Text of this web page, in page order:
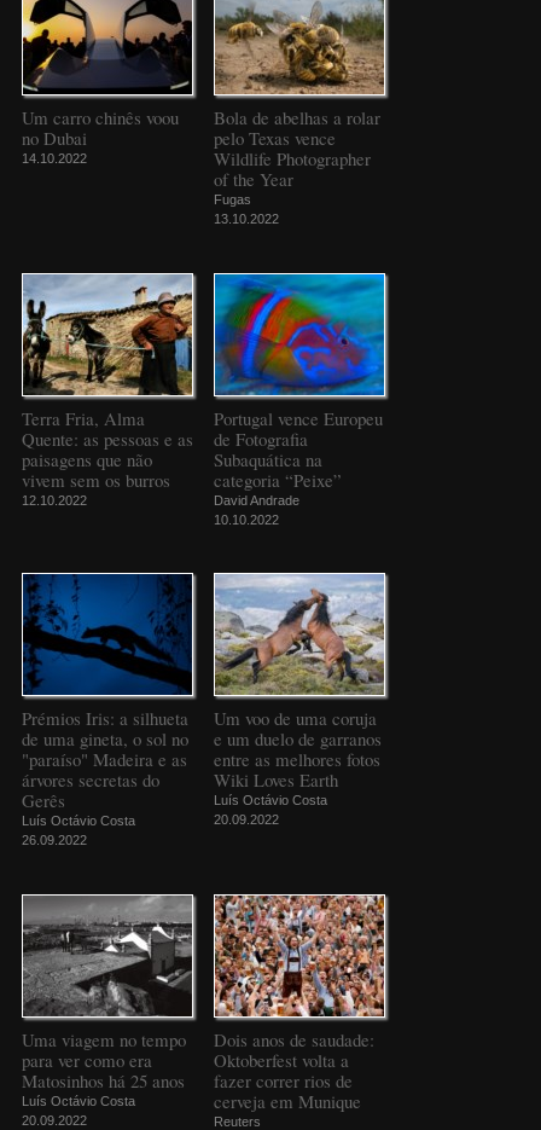
Um carro chinês voou
no Dubai
14.10.2022
Bola de abelhas a rolar
pelo Texas vence
Wildlife Photographer
of the Year
Fugas
13.10.2022
Terra Fria, Alma
Quente: as pessoas e as
paisagens que não
vivem sem os burros
12.10.2022
Portugal vence Europeu
de Fotografia
Subaquática na
categoria “Peixe”
David Andrade
10.10.2022
Prémios Iris: a silhueta
de uma gineta, o sol no
"paraíso" Madeira e as
árvores secretas do
Gerês
Luís Octávio Costa
26.09.2022
Um voo de uma coruja
e um duelo de garranos
entre as melhores fotos
Wiki Loves Earth
Luís Octávio Costa
20.09.2022
Uma viagem no tempo
para ver como era
Matosinhos há 25 anos
Luís Octávio Costa
20.09.2022
Dois anos de saudade:
Oktoberfest volta a
fazer correr rios de
cerveja em Munique
Reuters